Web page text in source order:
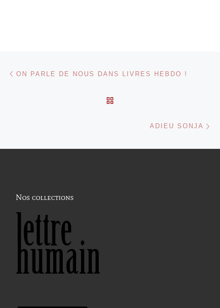
Parcourir les articles
ON PARLE DE NOUS DANS LIVRES HEBDO !
ADIEU SONJA
Nos collections